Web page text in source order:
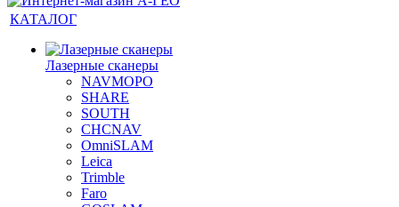
КАТАЛОГ
Лазерные сканеры
NAVMOPO
SHARE
SOUTH
CHCNAV
OmniSLAM
Leica
Trimble
Faro